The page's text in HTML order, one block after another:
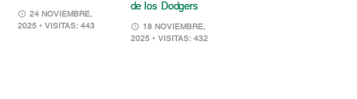
24 NOVIEMBRE,
2025 • VISITAS: 443
de los Dodgers
18 NOVIEMBRE,
2025 • VISITAS: 432